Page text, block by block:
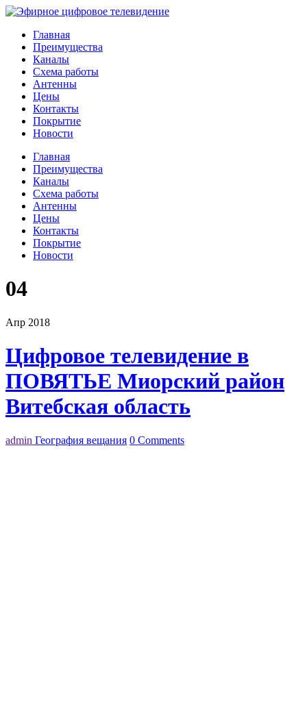
Главная
Преимущества
Каналы
Схема работы
Антенны
Цены
Контакты
Покрытие
Новости
Главная
Преимущества
Каналы
Схема работы
Антенны
Цены
Контакты
Покрытие
Новости
04
Апр 2018
Цифровое телевидение в
ПОВЯТЬЕ Миорский район
Витебская область
admin География вещания 0 Comments